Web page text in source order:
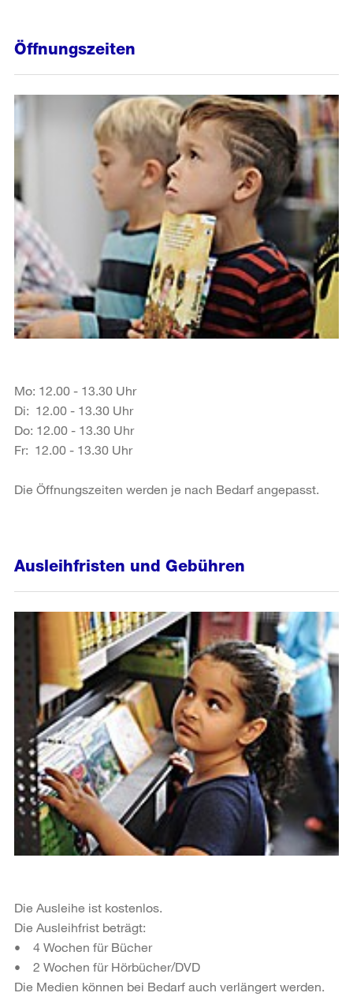
Öffnungszeiten
Mo: 12.00 - 13.30 Uhr
Di: 12.00 - 13.30 Uhr
Do: 12.00 - 13.30 Uhr
Fr: 12.00 - 13.30 Uhr
Die Öffnungszeiten werden je nach Bedarf angepasst.
Ausleihfristen und Gebühren
Die Ausleihe ist kostenlos.
Die Ausleihfrist beträgt:
• 4 Wochen für Bücher
• 2 Wochen für Hörbücher/DVD
Die Medien können bei Bedarf auch verlängert werden.